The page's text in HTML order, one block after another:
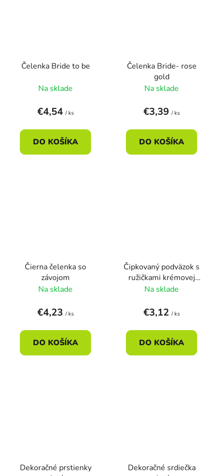
Čelenka Bride to be
Na sklade
€4,54 / ks
DO KOŠÍKA
Čelenka Bride- rose
gold
Na sklade
€3,39 / ks
DO KOŠÍKA
Čierna čelenka so
závojom
Na sklade
€4,23 / ks
DO KOŠÍKA
Čipkovaný podväzok s
ružičkami krémovej
farby
Na sklade
€3,12 / ks
DO KOŠÍKA
Dekoračné prstienky
Dekoračné srdiečka